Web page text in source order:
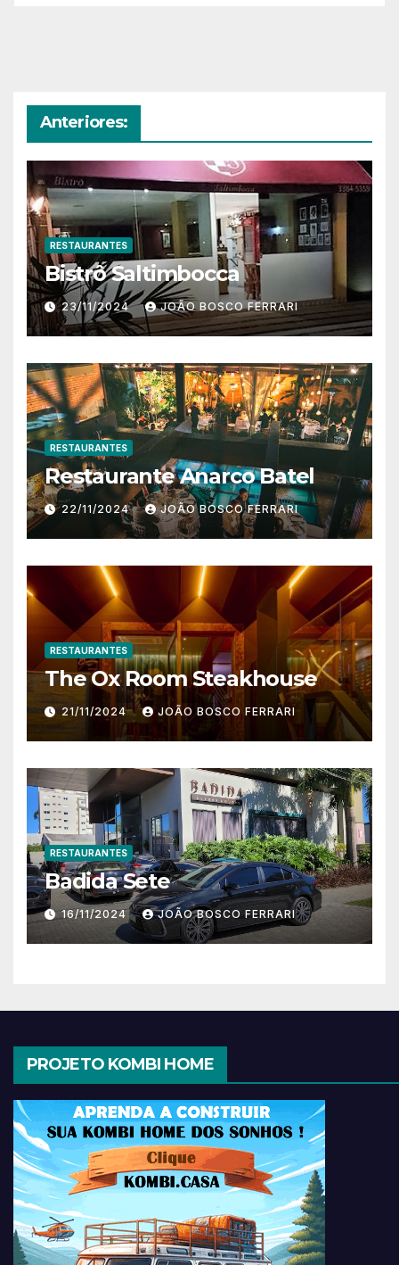
Anteriores:
RESTAURANTES
Bistrô Saltimbocca
23/11/2024 JOÃO BOSCO FERRARI
RESTAURANTES
Restaurante Anarco Batel
22/11/2024 JOÃO BOSCO FERRARI
RESTAURANTES
The Ox Room Steakhouse
21/11/2024 JOÃO BOSCO FERRARI
RESTAURANTES
Badida Sete
16/11/2024 JOÃO BOSCO FERRARI
PROJETO KOMBI HOME